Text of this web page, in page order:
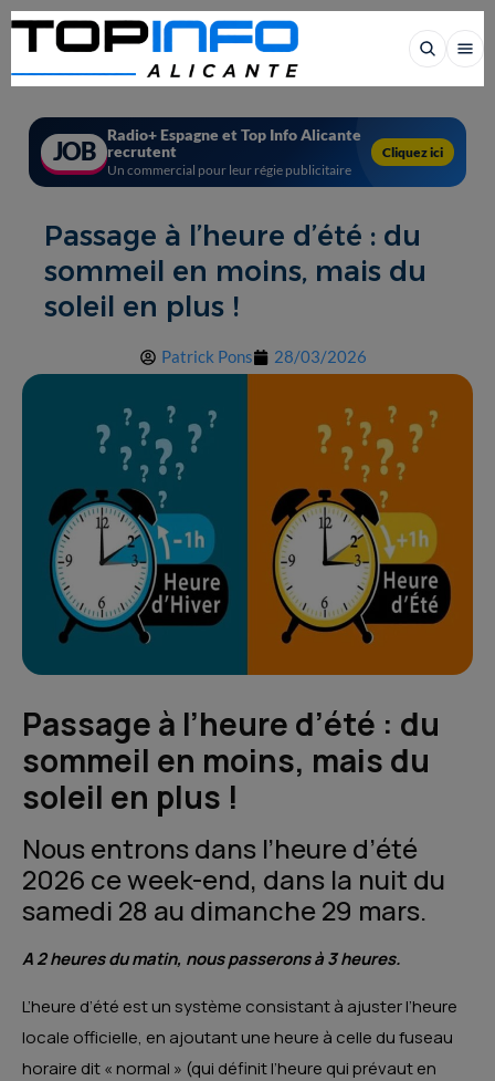
JOB
Radio+ Espagne et Top Info Alicante
recrutent
Un commercial pour leur régie publicitaire
Cliquez ici
Passage à l’heure d’été : du
sommeil en moins, mais du
soleil en plus !
Patrick Pons 28/03/2026
Passage à l’heure d’été : du
sommeil en moins, mais du
soleil en plus !
Nous entrons dans l’heure d’été
2026 ce week-end, dans la nuit du
samedi 28 au dimanche 29 mars.
A 2 heures du matin, nous passerons à 3 heures.
L’heure d’été est un système consistant à ajuster l’heure
locale officielle, en ajoutant une heure à celle du fuseau
horaire dit « normal » (qui définit l’heure qui prévaut en